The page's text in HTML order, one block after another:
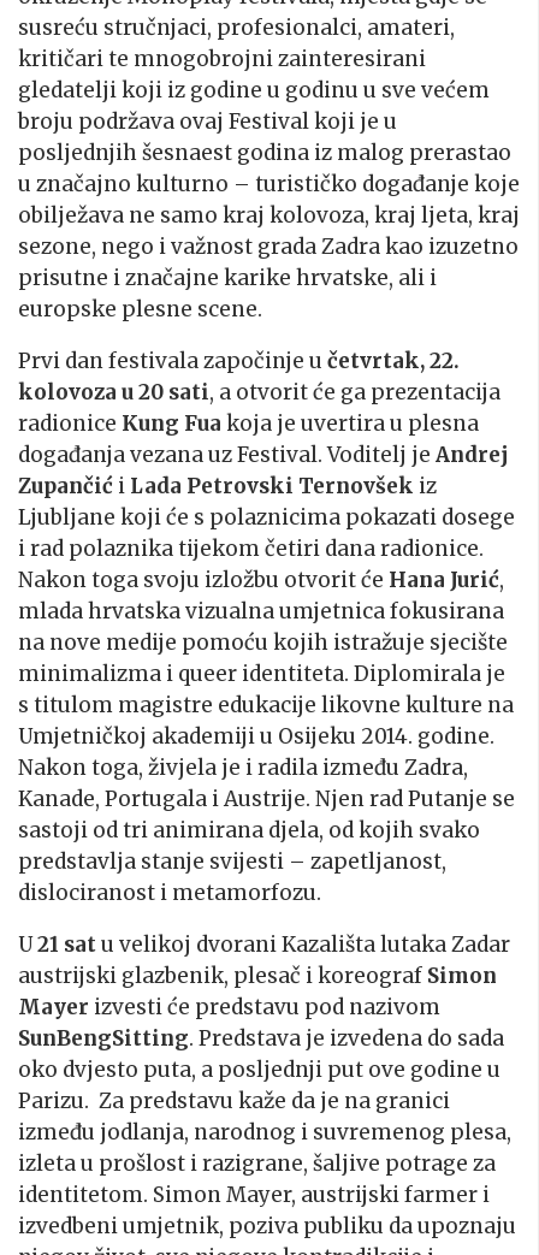
susreću stručnjaci, profesionalci, amateri,
kritičari te mnogobrojni zainteresirani
gledatelji koji iz godine u godinu u sve većem
broju podržava ovaj Festival koji je u
posljednjih šesnaest godina iz malog prerastao
u značajno kulturno – turističko događanje koje
obilježava ne samo kraj kolovoza, kraj ljeta, kraj
sezone, nego i važnost grada Zadra kao izuzetno
prisutne i značajne karike hrvatske, ali i
europske plesne scene.
Prvi dan festivala započinje u četvrtak, 22.
kolovoza u 20 sati, a otvorit će ga prezentacija
radionice Kung Fua koja je uvertira u plesna
događanja vezana uz Festival. Voditelj je Andrej
Zupančić i Lada Petrovski Ternovšek iz
Ljubljane koji će s polaznicima pokazati dosege
i rad polaznika tijekom četiri dana radionice.
Nakon toga svoju izložbu otvorit će Hana Jurić,
mlada hrvatska vizualna umjetnica fokusirana
na nove medije pomoću kojih istražuje sjecište
minimalizma i queer identiteta. Diplomirala je
s titulom magistre edukacije likovne kulture na
Umjetničkoj akademiji u Osijeku 2014. godine.
Nakon toga, živjela je i radila između Zadra,
Kanade, Portugala i Austrije. Njen rad Putanje se
sastoji od tri animirana djela, od kojih svako
predstavlja stanje svijesti – zapetljanost,
dislociranost i metamorfozu.
U21 satu velikoj dvorani Kazališta lutaka Zadar
austrijski glazbenik, plesač i koreograf Simon
Mayer izvesti će predstavu pod nazivom
SunBengSitting. Predstava je izvedena do sada
oko dvjesto puta, a posljednji put ove godine u
Parizu. Za predstavu kaže da je na granici
između jodlanja, narodnog i suvremenog plesa,
izleta u prošlost i razigrane, šaljive potrage za
identitetom. Simon Mayer, austrijski farmer i
izvedbeni umjetnik, poziva publiku da upoznaju